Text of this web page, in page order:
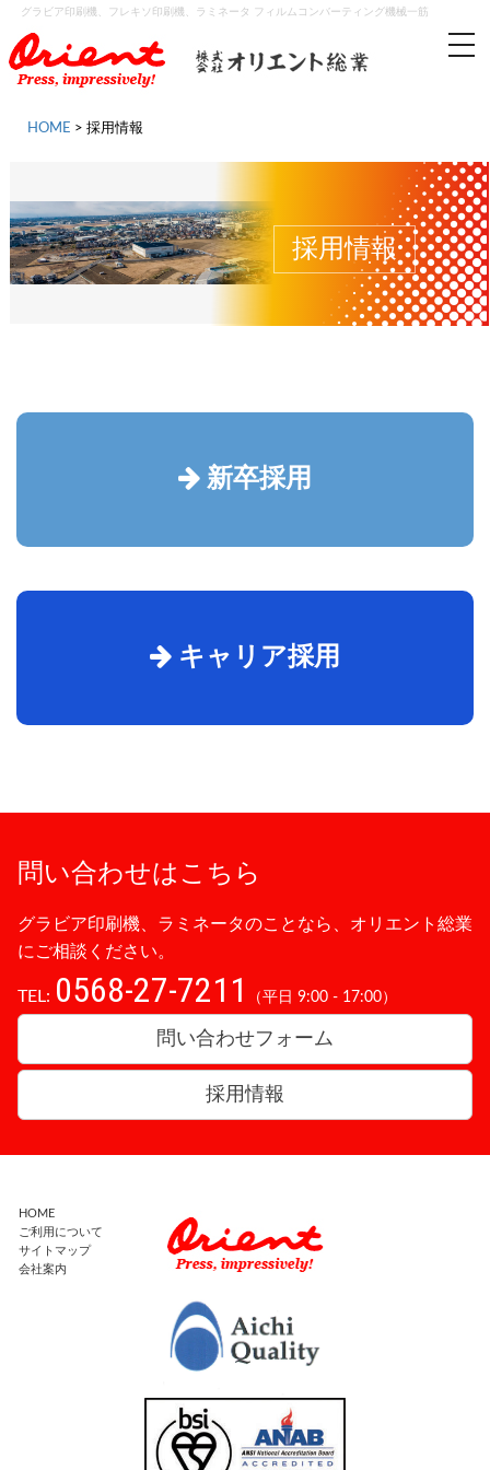
グラビア印刷機、フレキソ印刷機、ラミネータ フィルムコンバーティング機械一筋
HOME > 採用情報
採用情報
新卒採用
キャリア採用
問い合わせはこちら
グラビア印刷機、ラミネータのことなら、オリエント総業
にご相談ください。
TEL: 0568-27-7211 （平日 9:00 - 17:00）
問い合わせフォーム
採用情報
HOME
ご利用について
サイトマップ
会社案内